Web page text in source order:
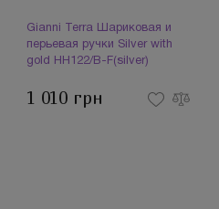
Gianni Terra Шариковая и
перьевая ручки Silver with
gold HH122/B-F(silver)
1 010 грн